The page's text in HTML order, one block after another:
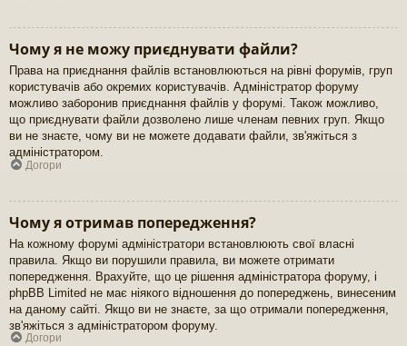
Чому я не можу приєднувати файли?
Права на приєднання файлів встановлюються на рівні форумів, груп
користувачів або окремих користувачів. Адміністратор форуму
можливо заборонив приєднання файлів у форумі. Також можливо,
що приєднувати файли дозволено лише членам певних груп. Якщо
ви не знаєте, чому ви не можете додавати файли, зв'яжіться з
адміністратором.
Догори
Чому я отримав попередження?
На кожному форумі адміністратори встановлюють свої власні
правила. Якщо ви порушили правила, ви можете отримати
попередження. Врахуйте, що це рішення адміністратора форуму, і
phpBB Limited не має ніякого відношення до попереджень, винесеним
на даному сайті. Якщо ви не знаєте, за що отримали попередження,
зв'яжіться з адміністратором форуму.
Догори